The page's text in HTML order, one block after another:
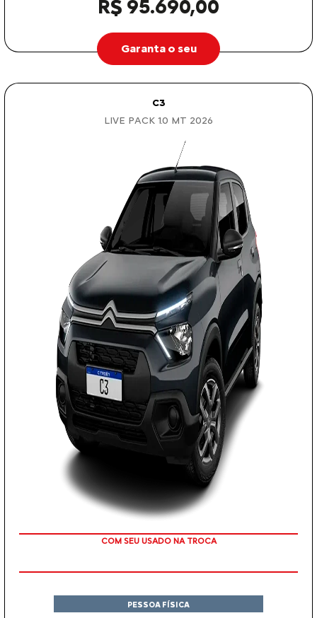
R$ 95.690,00
Garanta o seu
C3
LIVE PACK 1.0 MT 2026
TAXA 0 %
PESSOA FÍSICA